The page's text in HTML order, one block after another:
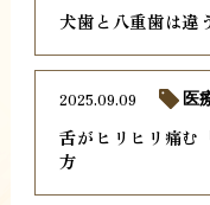
犬歯と八重歯は違
舌がヒリヒリ痛む
方
2025.09.09 医